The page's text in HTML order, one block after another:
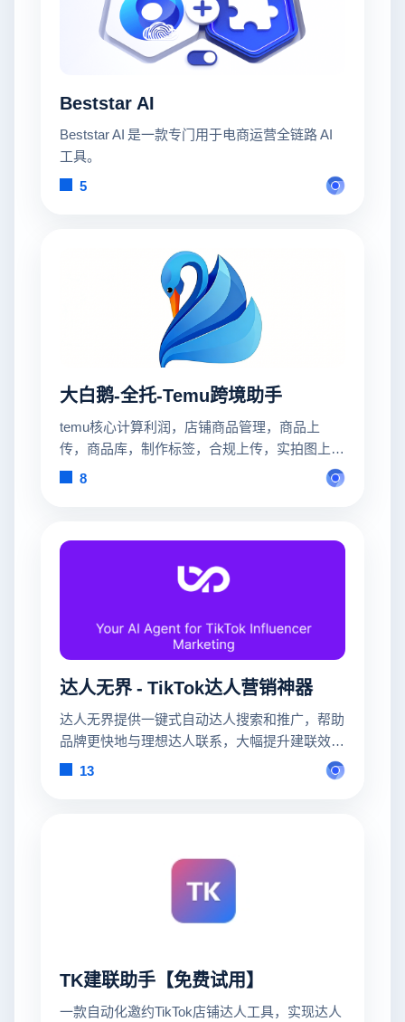
Beststar AI
Beststar AI 是一款专门用于电商运营全链路 AI
工具。
5
大白鹅-全托-Temu跨境助手
temu核心计算利润，店铺商品管理，商品上
传，商品库，制作标签，合规上传，实拍图上
传，自动核价，活动快捷报名，历史利润，抢发
8
达人无界 - TikTok达人营销神器
达人无界提供一键式自动达人搜索和推广，帮助
品牌更快地与理想达人联系，大幅提升建联效
率。13
TK建联助手【免费试用】
一款自动化邀约TikTok店铺达人工具，实现达人